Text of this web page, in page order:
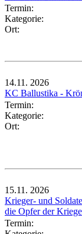
Termin:
Kategorie:
Ort:
14.11. 2026
KC Ballustika -
Termin:
Kategorie:
Ort:
15.11. 2026
Krieger- und
die Opfer der Kriege
Termin: